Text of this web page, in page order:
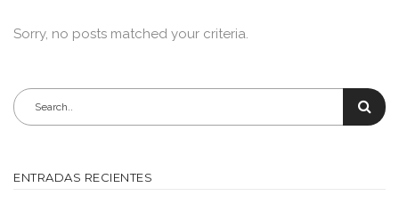
Sorry, no posts matched your criteria.
ENTRADAS RECIENTES